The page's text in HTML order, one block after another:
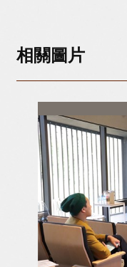
相關圖片